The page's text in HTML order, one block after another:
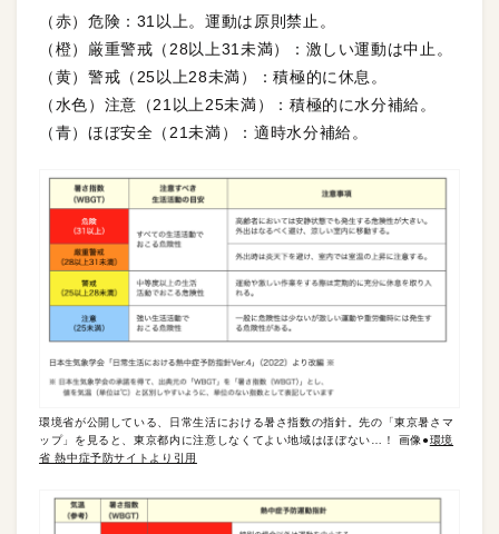
（赤）危険：31以上。運動は原則禁止。
（橙）厳重警戒（28以上31未満）：激しい運動は中止。
（黄）警戒（25以上28未満）：積極的に休息。
（水色）注意（21以上25未満）：積極的に水分補給。
（青）ほぼ安全（21未満）：適時水分補給。
環境省が公開している、日常生活における暑さ指数の指針。先の「東京暑さマ
ップ」を見ると、東京都内に注意しなくてよい地域はほぼない…！ 画像●環境
省 熱中症予防サイトより引用